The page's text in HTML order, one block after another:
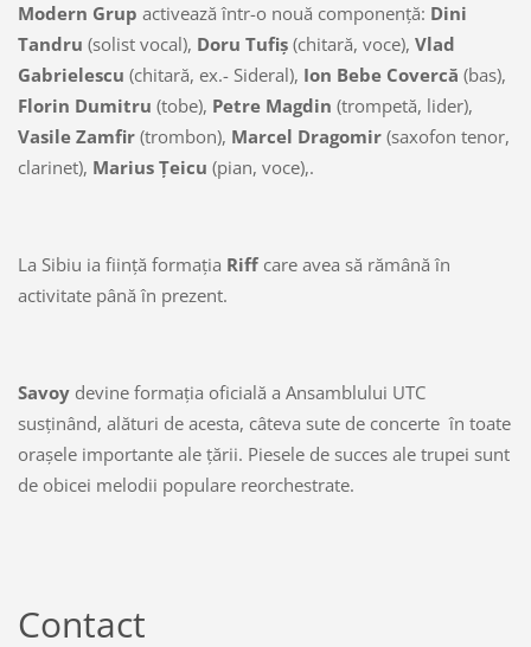
Modern Grup activează într-o nouă componenţă: Dini
Tandru (solist vocal), Doru Tufiş(chitară, voce), Vlad
Gabrielescu (chitară, ex.- Sideral), Ion Bebe Covercă (bas),
Florin Dumitru (tobe), Petre Magdin (trompetă, lider),
Vasile Zamfir(trombon), Marcel Dragomir(saxofon tenor,
clarinet), Marius Ţeicu (pian, voce),.
La Sibiu ia fiinţă formaţia Riffcare avea să rămână în
activitate până în prezent.
Savoydevine formaţia oficială a Ansamblului UTC
susţinând, alături de acesta, câteva sute de concerte în toate
oraşele importante ale ţării. Piesele de succes ale trupei sunt
de obicei melodii populare reorchestrate.
Contact